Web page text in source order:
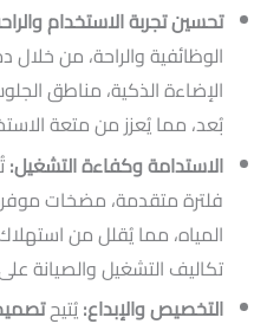
تحسين تجربة الاستخدام
الوظائفية والراحة، من خلال
الإضاءة الذكية، مناطق
بُعد، مما يُعزز من متعة
الاستدامة وكفاءة التشغيل:
فلترة متقدمة، مضخات موفرة
المياه، مما يُقلل من
تكاليف التشغيل والصيانة
التخصيص والإبداع:يُتيح